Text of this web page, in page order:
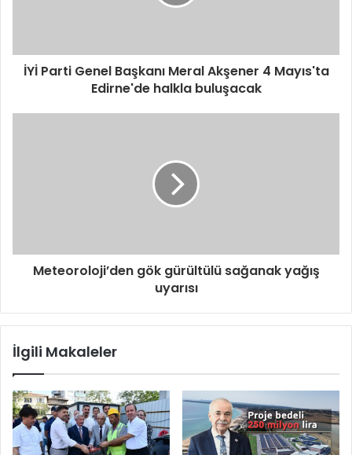
İYİ Parti Genel Başkanı Meral Akşener 4 Mayıs'ta
Edirne'de halkla buluşacak
Meteoroloji’den gök gürültülü sağanak yağış
uyarısı
İlgili Makaleler